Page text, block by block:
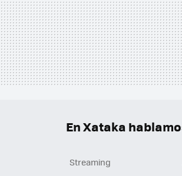
En Xataka
Streaming